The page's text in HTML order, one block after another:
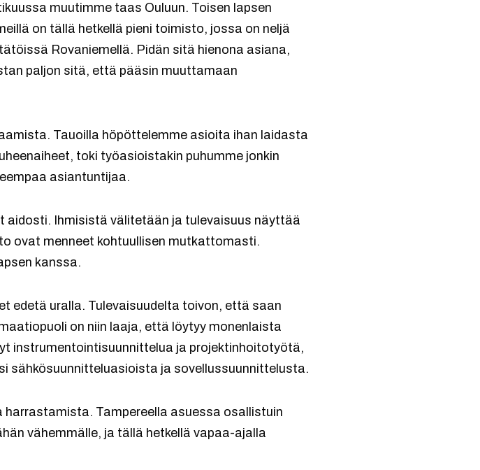
muutimme taas Ouluun. Toisen lapsen
on tällä hetkellä pieni toimisto, jossa on neljä
Rovaniemellä. Pidän sitä hienona asiana,
paljon sitä, että pääsin muuttamaan
Tauoilla höpöttelemme asioita ihan laidasta
toki työasioistakin puhumme jonkin
asiantuntijaa.
aidosti. Ihmisistä välitetään ja tulevaisuus näyttää
ovat menneet kohtuullisen mutkattomasti.
kanssa.
edetä uralla. Tulevaisuudelta toivon, että saan
on niin laaja, että löytyy monenlaista
instrumentointisuunnittelua ja projektinhoitotyötä,
sähkösuunnitteluasioista ja sovellussuunnittelusta.
harrastamista. Tampereella asuessa osallistuin
vähemmälle, ja tällä hetkellä vapaa-ajalla